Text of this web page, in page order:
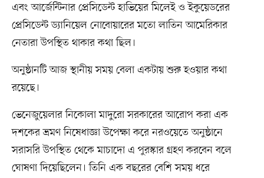
এবং আর্জেন্টিনার প্রেসিডেন্ট হাভিয়ের মিলেই ও ইকুয়েডরের
প্রেসিডেন্ট ড্যানিয়েল নোবোয়ারের মতো লাতিন আমেরিকার
নেতারা উপস্থিত থাকার কথা ছিল।
অনুষ্ঠানটি আজ স্থানীয় সময় বেলা একটায় শুরু হওয়ার কথা
রয়েছে।
ভেনেজুয়েলার নিকোলা মাদুরো সরকারের আরোপ করা এক
দশকের ভ্রমণ নিষেধাজ্ঞা উপেক্ষা করে নরওয়েতে অনুষ্ঠানে
সরাসরি উপস্থিত থেকে মাচাদো এ পুরস্কার গ্রহণ করবেন বলে
ঘোষণা দিয়েছিলেন। তিনি এক বছরের বেশি সময় ধরে